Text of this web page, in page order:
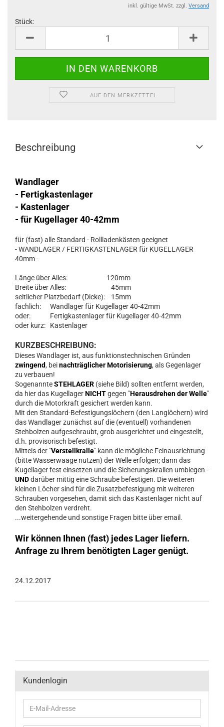
inkl. gültige MwSt. zzgl. Versand
Stück:
AUF DEN MERKZETTEL
Beschreibung
Wandlager
- Fertigkastenlager
- Kastenlager
- für Kugellager 40-42mm
für (fast) alle Standard - Rollladenkästen geeignet
- WANDLAGER / FERTIGKASTENLAGER für KUGELLAGER
40mm -
Länge über Alles: 120mm
Breite über Alles: 45mm
seitlicher Platzbedarf (Dicke): 15mm
fachlich: Wandlager für Kugellager 40-42mm
oder: Fertigkastenlager für Kugellager 40-42mm
oder kurz: Kastenlager
KURZBESCHREIBUNG:
Dieses Wandlager ist, aus funktionstechnischen Gründen
zwingend, beinachträglicher Motorisierung, als Gegenlager
zu verbauen!
SogenannteSTEHLAGER (siehe Bild) sollten entfernt werden,
da hier das KugellagerNICHTgegen "Herausdrehen der Welle"
durch die Motorkraft gesichert werden kann.
Mit den Standard-Befestigungslöchern (den Langlöchern) wird
das Wandlager zunächst auf die (eventuell) vorhandenen
Stehbolzen aufgeschraubt, grob ausgerichtet und eingestellt,
d.h. provisorisch befestigt.
Mittels der "Verstellkralle" kann die mögliche Feinausrichtung
(bitte Wasserwaage nutzen) der Welle erfolgen; dann das
Kugellager fest einsetzen und die Sicherungskrallen umbiegen -
UNDdarüber mittig eine Schraube befestigen. Die weiteren
kleinen Löcher sind für die Zusatzbefestigung mit weiteren
Schrauben vorgesehen, damit sich das Kastenlager nicht auf
den Stehbolzen verdreht.
...weitergehende und sonstige Fragen bitte über email.
Wir können Ihnen (fast) jedes Lager liefern.
Anfrage zu Ihrem benötigten Lager genügt.
24.12.2017
Kundenlogin